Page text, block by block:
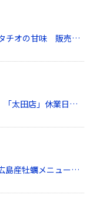
11月28日（木）カシス＆ピスタチオの甘味 販売開始
味の民芸「桐生店」「足利店」「太田店」休業日のご案内
11月14日(木)より「季節限定 広島産牡蠣メニュー」販売開始